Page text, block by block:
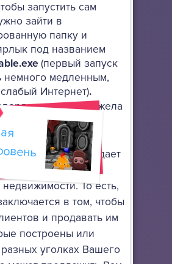
запустить сам
зайти в
папку и
под названием
(первый запуск
немного медленным,
Интернет).
кошка Анжела
известного
учебного
что дает
настоящим
То есть,
в том, чтобы
и продавать им
построены или
разных уголках Вашего